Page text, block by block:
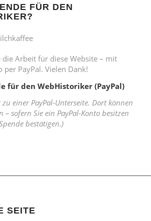
FÜR DEN
die Arbeit für diese Website – mit
per PayPal. Vielen Dank!
für den WebHistoriker (PayPal)
einer PayPal-Unterseite. Dort können
– sofern Sie ein PayPal-Konto besitzen
bestätigen.)
SEITE